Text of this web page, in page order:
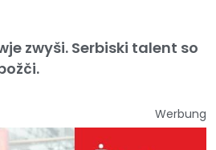
zwyši. Serbiski talent so
Werbung